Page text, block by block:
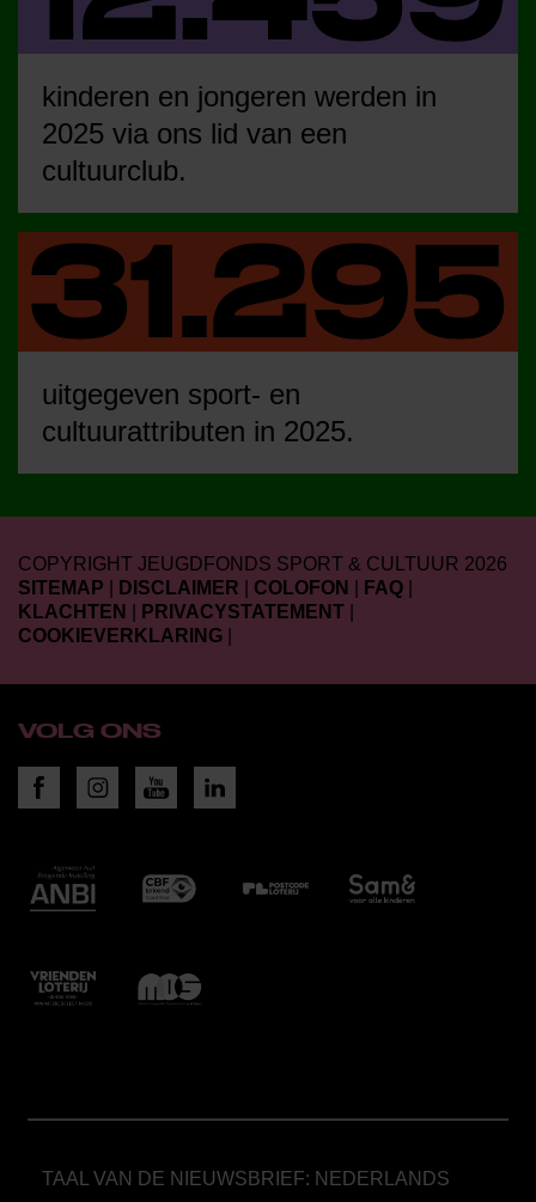
kinderen en jongeren werden in
2025 via ons lid van een
cultuurclub.
uitgegeven sport- en
cultuurattributen in 2025.
COPYRIGHT JEUGDFONDS SPORT & CULTUUR 2026
SITEMAP
DISCLAIMER COLOFON FAQ
KLACHTEN
PRIVACYSTATEMENT
COOKIEVERKLARING
VOLG ONS
TAAL VAN DE NIEUWSBRIEF: NEDERLANDS